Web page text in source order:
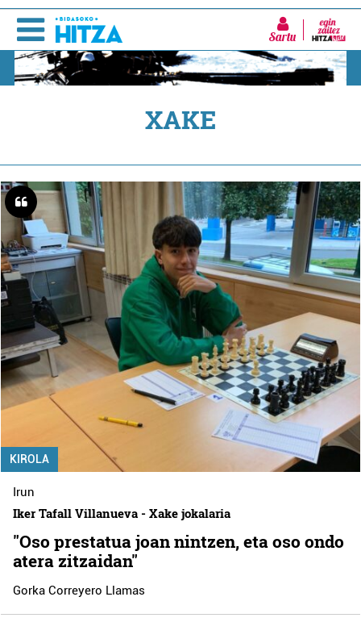
Sartu
XAKE
KIROLA
Irun
Iker Tafall Villanueva - Xake jokalaria
"Oso prestatua joan nintzen, eta oso ondo
atera zitzaidan"
Gorka Correyero Llamas